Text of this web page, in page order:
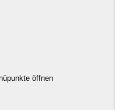
öffnen